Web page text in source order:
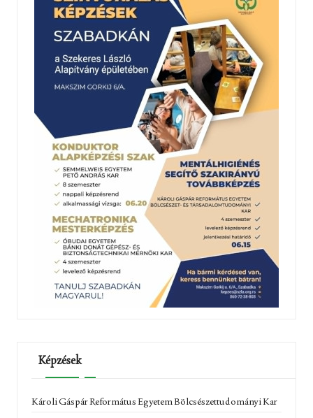
Képzések
Károli Gáspár Református Egyetem Bölcsészettudományi Kar